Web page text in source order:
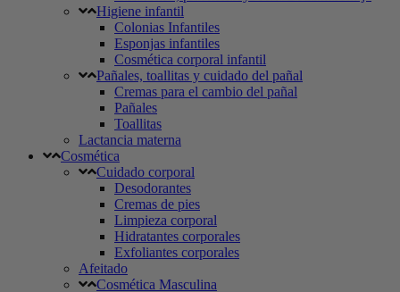
Higiene infantil
Colonias Infantiles
Esponjas infantiles
Cosmética corporal infantil
Pañales, toallitas y cuidado del pañal
Cremas para el cambio del pañal
Pañales
Toallitas
Lactancia materna
Cosmética
Cuidado corporal
Desodorantes
Cremas de pies
Limpieza corporal
Hidratantes corporales
Exfoliantes corporales
Afeitado
Cosmética Masculina